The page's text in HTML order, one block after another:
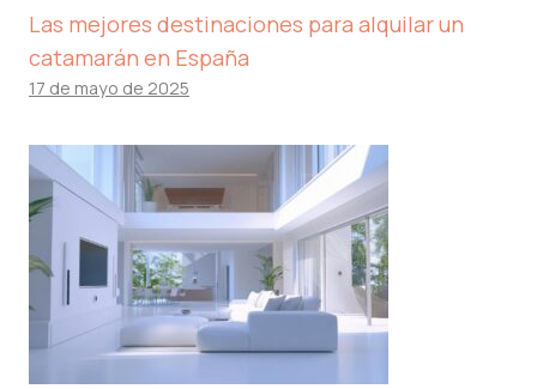
Las mejores destinaciones para alquilar un
catamarán en España
17 de mayo de 2025